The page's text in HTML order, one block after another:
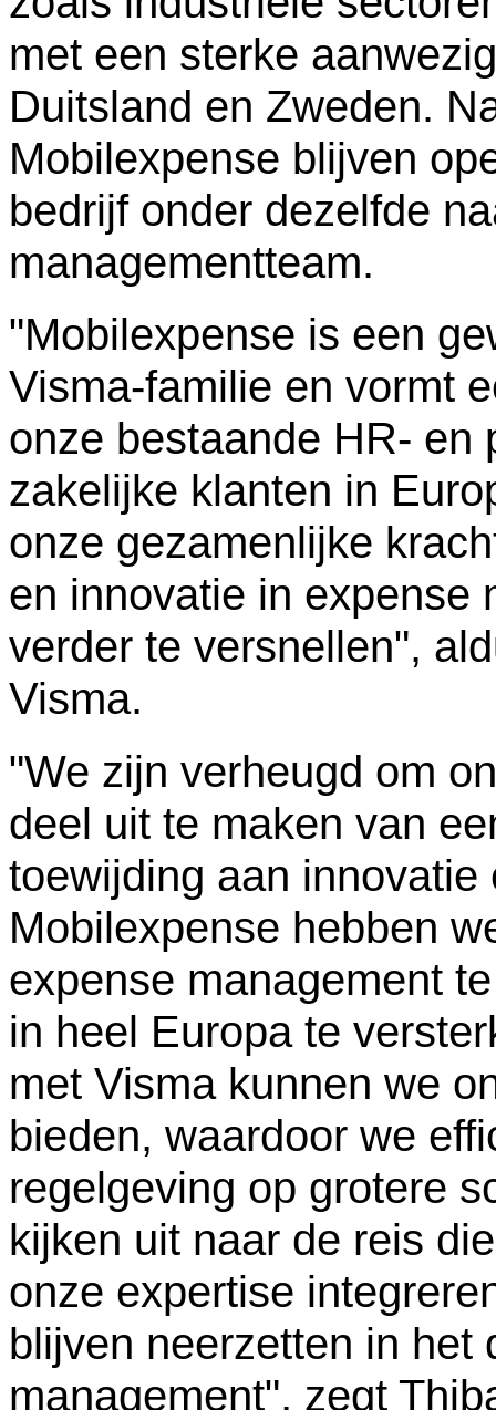
met een sterke
Duitsland en Zweden.
Mobilexpense blijven
bedrijf onder dezelfde
managementteam.
"Mobilexpense is een
Visma-familie en vormt
onze bestaande HR- en
zakelijke klanten in
onze gezamenlijke
en innovatie in expense
verder te versnellen",
Visma.
"We zijn verheugd om
deel uit te maken van
toewijding aan
Mobilexpense hebben
expense management
in heel Europa te
met Visma kunnen we
bieden, waardoor we
regelgeving op grotere
kijken uit naar de reis
onze expertise
blijven neerzetten in het
management", zegt